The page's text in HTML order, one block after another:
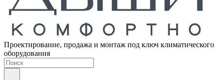
Проектирование, продажа и монтаж под ключ климатического
оборудования